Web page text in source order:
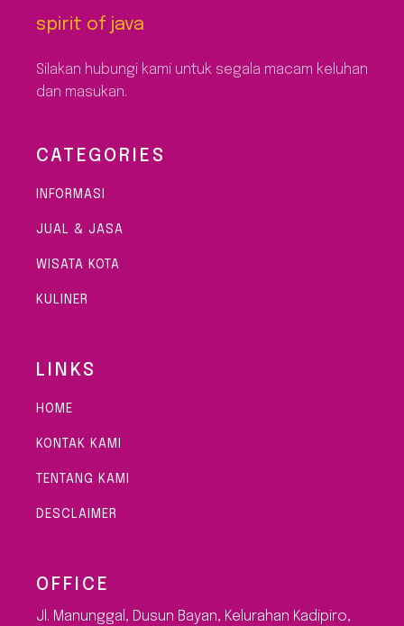
spirit of java
Silakan hubungi kami untuk segala macam keluhan
dan masukan.
CATEGORIES
INFORMASI
JUAL & JASA
WISATA KOTA
KULINER
LINKS
HOME
KONTAK KAMI
TENTANG KAMI
DESCLAIMER
OFFICE
Jl. Manunggal, Dusun Bayan, Kelurahan Kadipiro,